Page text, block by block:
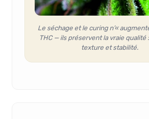
Le séchage et le curing n’«
THC — ils préservent la vraie qualité
texture et stabilité.